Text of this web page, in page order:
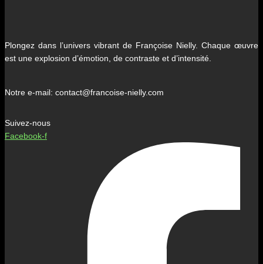
Plongez dans l’univers vibrant de Françoise Nielly. Chaque œuvre
est une explosion d’émotion, de contraste et d’intensité.
Notre e-mail: contact@francoise-nielly.com
Suivez-nous
Facebook-f